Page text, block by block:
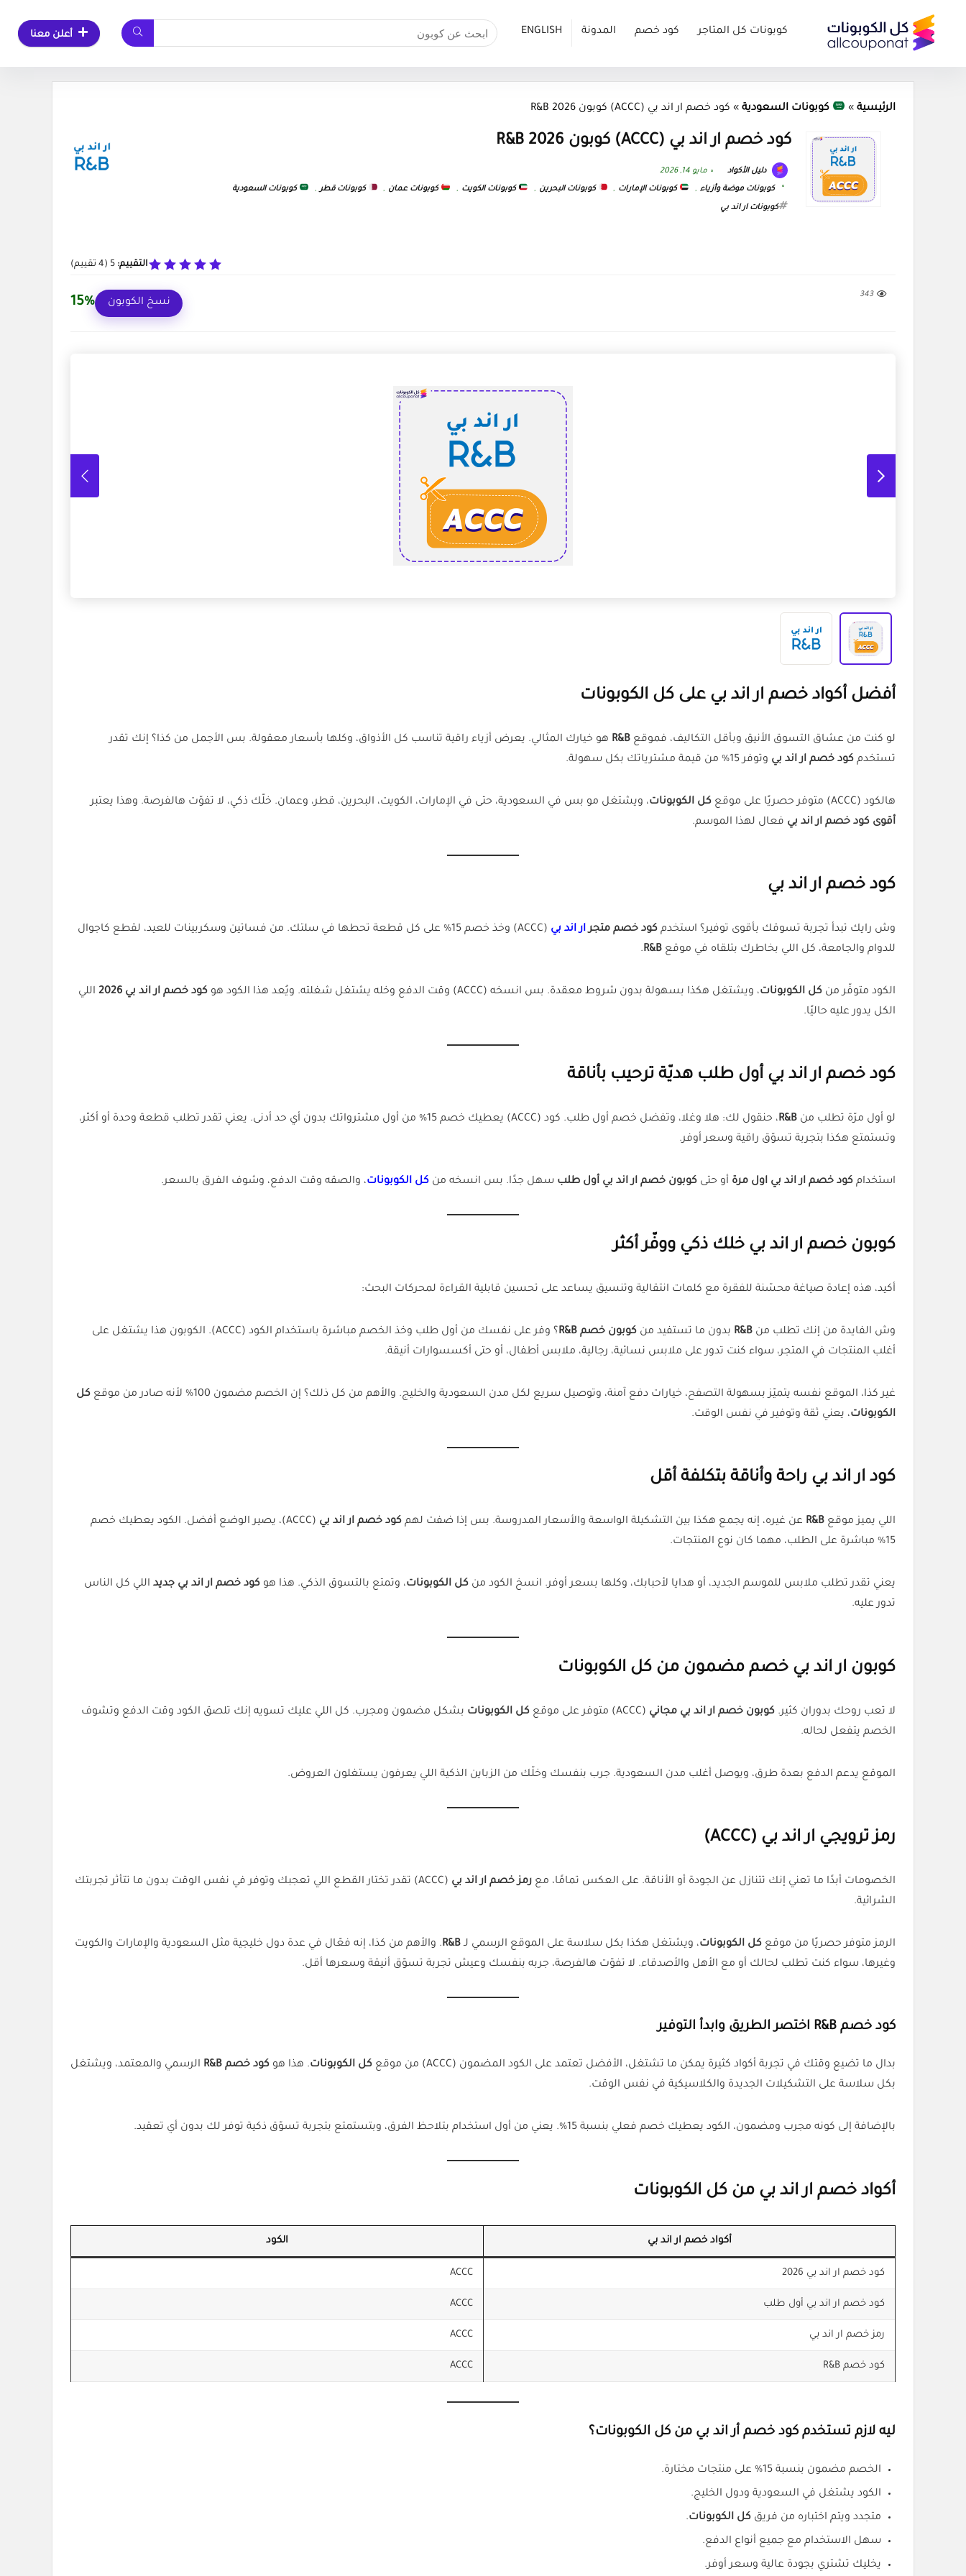
كوبونات كل المتاجر كود خصم المدونة ENGLISH أعلن معنا
الرئيسية » كوبونات السعودية » كود خصم ار اند بي (ACCC) كوبون R&B 2026
كود خصم ار اند بي (ACCC) كوبون R&B 2026
دليل الأكواد مايو 14, 2026
كوبونات موضة وأزياء , كوبونات الإمارات , كوبونات البحرين , كوبونات الكويت , كوبونات عمان , كوبونات قطر , كوبونات السعودية
كوبونات ار اند بي
التقييم: 5
(
4 تقييم)
343
15% نسخ الكوبون
أفضل أكواد خصم ار اند بي على كل الكوبونات
لو كنت من عشاق التسوق الأنيق وبأقل التكاليف، فموقع R&B هو خيارك المثالي. يعرض أزياء راقية تناسب كل الأذواق، وكلها بأسعار معقولة. بس الأجمل من كذا؟ إنك تقدر
تستخدم كود خصم ار اند بي وتوفر 15% من قيمة مشترياتك بكل سهولة.
هالكود (ACCC) متوفر حصريًا على موقع كل الكوبونات، ويشتغل مو بس في السعودية، حتى في الإمارات، الكويت، البحرين، قطر، وعمان. خلّك ذكي، لا تفوّت هالفرصة. وهذا يعتبر
أقوى كود خصم ار اند بي فعال لهذا الموسم.
كود خصم ار اند بي
وش رايك تبدأ تجربة تسوقك بأقوى توفير؟ استخدم كود خصم متجرار اند بي
(ACCC) وخذ خصم 15% على كل قطعة تحطها في سلتك. من فساتين وسكربينات للعيد، لقطع كاجوال
للدوام والجامعة، كل اللي بخاطرك بتلقاه في موقع R&B
.
الكود متوفّر من كل الكوبونات، ويشتغل هكذا بسهولة بدون شروط معقدة. بس انسخه (ACCC) وقت الدفع وخله يشتغل شغلته. ويُعد هذا الكود هو كود خصم ار اند بي 2026
اللي
الكل يدور عليه حاليًا.
كود خصم ار اند بي أول طلب هديّة ترحيب بأناقة
لو أول مرّة تطلب من R&B
، حنقول لك: هلا وغلا، وتفضل خصم أول طلب. كود (ACCC) يعطيك خصم 15% من أول مشترواتك بدون أي حد أدنى. يعني تقدر تطلب قطعة وحدة أو أكثر،
وتستمتع هكذا بتجربة تسوّق راقية وسعر أوفر.
استخدام كود خصم ار اند بي اول مرة أو حتى كوبون خصم ار اند بي أول طلب سهل جدًا. بس انسخه من كل الكوبونات، والصقه وقت الدفع، وشوف الفرق بالسعر.
كوبون خصم ار اند بي خلك ذكي ووفّر أكثر
أكيد، هذه إعادة صياغة محسّنة للفقرة مع كلمات انتقالية وتنسيق يساعد على تحسين قابلية القراءة لمحركات البحث:
وش الفايدة من إنك تطلب من R&B بدون ما تستفيد من كوبون خصم R&B
؟ وفر على نفسك من أول طلب وخذ الخصم مباشرة باستخدام الكود (ACCC). الكوبون هذا يشتغل على
أغلب المنتجات في المتجر، سواء كنت تدور على ملابس نسائية، رجالية، ملابس أطفال، أو حتى أكسسوارات أنيقة.
غير كذا، الموقع نفسه يتميّز بسهولة التصفح، خيارات دفع آمنة، وتوصيل سريع لكل مدن السعودية والخليج. والأهم من كل ذلك؟ إن الخصم مضمون 100% لأنه صادر من موقع
كل
الكوبونات، يعني ثقة وتوفير في نفس الوقت.
كود ار اند بي راحة وأناقة بتكلفة أقل
اللي يميز موقع R&B عن غيره، إنه يجمع هكذا بين التشكيلة الواسعة والأسعار المدروسة. بس إذا ضفت لهم كود خصم ار اند بي
(ACCC)، يصير الوضع أفضل. الكود يعطيك خصم
15% مباشرة على الطلب، مهما كان نوع المنتجات.
يعني تقدر تطلب ملابس للموسم الجديد، أو هدايا لأحبابك، وكلها بسعر أوفر. انسخ الكود من كل الكوبونات، وتمتع بالتسوق الذكي. هذا هو كود خصم ار اند بي جديد اللي كل الناس
تدور عليه.
كوبون ار اند بي خصم مضمون من كل الكوبونات
لا تعب روحك بدوران كثير. كوبون خصم ار اند بي مجاني (ACCC) متوفر على موقع كل الكوبونات بشكل مضمون ومجرب. كل اللي عليك تسويه إنك تلصق الكود وقت الدفع وتشوف
الخصم يتفعل لحاله.
الموقع يدعم الدفع بعدة طرق، ويوصل أغلب مدن السعودية. جرب بنفسك وخلّك من الزباين الذكية اللي يعرفون يستغلون العروض.
رمز ترويجي ار اند بي (ACCC)
الخصومات أبدًا ما تعني إنك تتنازل عن الجودة أو الأناقة. على العكس تمامًا، مع رمز خصم ار اند بي
(ACCC) تقدر تختار القطع اللي تعجبك وتوفر في نفس الوقت بدون ما تتأثر تجربتك
الشرائية.
الرمز متوفر حصريًا من موقع كل الكوبونات، ويشتغل هكذا بكل سلاسة على الموقع الرسمي لـR&B. والأهم من كذا، إنه فعّال في عدة دول خليجية مثل السعودية والإمارات والكويت
وغيرها، سواء كنت تطلب لحالك أو مع الأهل والأصدقاء. لا تفوّت هالفرصة، جربه بنفسك وعيش تجربة تسوّق أنيقة وسعرها أقل.
كود خصم R&B اختصر الطريق وابدأ التوفير
بدال ما تضيع وقتك في تجربة أكواد كثيرة يمكن ما تشتغل، الأفضل تعتمد على الكود المضمون (ACCC) من موقع كل الكوبونات. هذا هو كود خصم R&B
الرسمي والمعتمد، ويشتغل
بكل سلاسة على التشكيلات الجديدة والكلاسيكية في نفس الوقت.
بالإضافة إلى كونه مجرب ومضمون، الكود يعطيك خصم فعلي بنسبة 15%. يعني من أول استخدام بتلاحظ الفرق، وبتستمتع بتجربة تسوّق ذكية توفر لك بدون أي تعقيد.
أكواد خصم ار اند بي من كل الكوبونات
أكواد خصم ار اند بي الكود
كود خصم ار اند بي 2026 ACCC
كود خصم ار اند بي أول طلب ACCC
رمز خصم ار اند بي ACCC
كود خصم R&B ACCC
ليه لازم تستخدم كود خصم أر اند بي من كل الكوبونات؟
الخصم مضمون بنسبة 15% على منتجات مختارة.
الكود يشتغل في السعودية ودول الخليج.
متجدد ويتم اختباره من فريق كل الكوبونات.
سهل الاستخدام مع جميع أنواع الدفع.
يخليك تشتري بجودة عالية وسعر أوفر.